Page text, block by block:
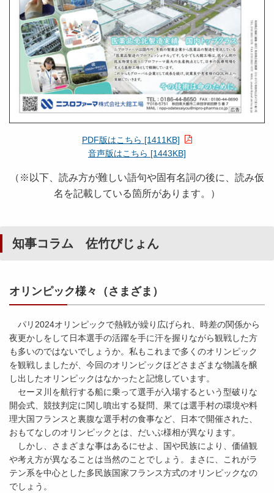
PDF版はこちら [1411KB]
音声版はこちら [1443KB]
（※以下、読み方が難しい語句や固有名詞の後に、読み仮
名を記載している箇所があります。）
知事コラム 佐竹びじょん
オリンピック様々（さまざま）
パリ2024オリンピックで熱戦が繰り広げられ、時差の関係から
夜更かしをして日本選手の活躍を手に汗を握りながら観戦した方
も多いのではないでしょうか。私もこれまで多くのオリンピック
を観戦しましたが、今回のオリンピックほどさまざまな物議を醸
し出したオリンピックはなかったと記憶しています。
セーヌ川を航行する船に乗って選手が入場するという型破りな
開会式、競技判定に関し噴出する疑問、果ては選手村の環境や料
理大国フランスと裏腹な選手村の食事など、日本で開催された、
おもてなしのオリンピックとは、だいぶ様相が異なります。
しかし、さまざまな事はあるにせよ、国や民族により、価値観
や考え方が異なることは当然のことでしょう。まさに、これがラ
テン系を中心とした多民族国家フランス方式のオリンピックなの
でしょう。